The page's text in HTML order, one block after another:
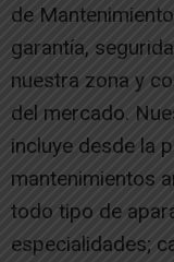
de
garantía,
nuestra zona y
del mercado.
incluye desde la
mantenimientos
todo tipo de
especialidades;